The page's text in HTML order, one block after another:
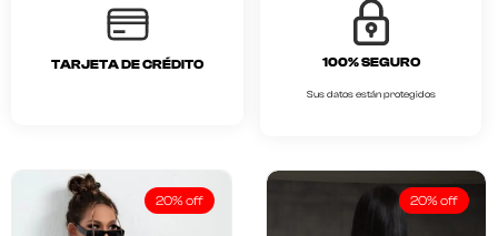
TARJETA DE CRÉDITO 100% SEGURO
Sus datos están protegidos
20% off 20% off